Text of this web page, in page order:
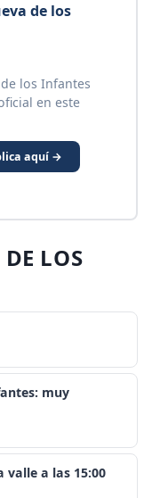
de los
los Infantes
en este
aquí →
LOS
muy
valle a las 15:00